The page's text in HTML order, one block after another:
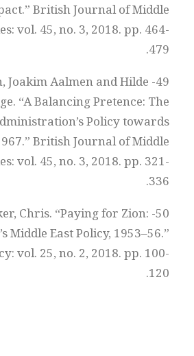
British Journal of Middle
vol. 45, no. 3, 2018. pp. 464-
479.
Joakim Aalmen and Hilde
“A Balancing Pretence: The
Policy towards
British Journal of Middle
vol. 45, no. 3, 2018. pp. 321-
336.
Chris. “Paying for Zion:
Middle East Policy, 1953–56.”
vol. 25, no. 2, 2018. pp. 100-
120.